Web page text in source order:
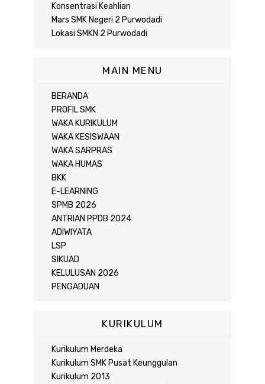
Konsentrasi Keahlian
Mars SMK Negeri 2 Purwodadi
Lokasi SMKN 2 Purwodadi
MAIN MENU
BERANDA
PROFIL SMK
WAKA KURIKULUM
WAKA KESISWAAN
WAKA SARPRAS
WAKA HUMAS
BKK
E-LEARNING
SPMB 2026
ANTRIAN PPDB 2024
ADIWIYATA
LSP
SIKUAD
KELULUSAN 2026
PENGADUAN
KURIKULUM
Kurikulum Merdeka
Kurikulum SMK Pusat Keunggulan
Kurikulum 2013